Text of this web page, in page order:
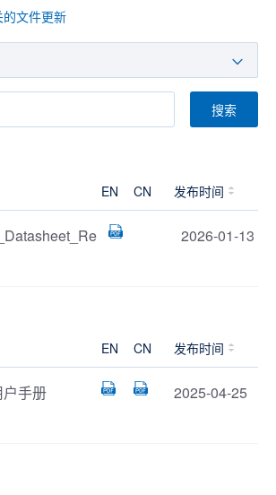
文件更新
搜索
EN CN 发布时间
2026-01-13
EN CN 发布时间
手册
2025-04-25